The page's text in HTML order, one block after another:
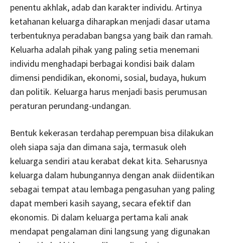
penentu akhlak, adab dan karakter individu. Artinya
ketahanan keluarga diharapkan menjadi dasar utama
terbentuknya peradaban bangsa yang baik dan ramah.
Keluarha adalah pihak yang paling setia menemani
individu menghadapi berbagai kondisi baik dalam
dimensi pendidikan, ekonomi, sosial, budaya, hukum
dan politik. Keluarga harus menjadi basis perumusan
peraturan perundang-undangan.
Bentuk kekerasan terdahap perempuan bisa dilakukan
oleh siapa saja dan dimana saja, termasuk oleh
keluarga sendiri atau kerabat dekat kita. Seharusnya
keluarga dalam hubungannya dengan anak diidentikan
sebagai tempat atau lembaga pengasuhan yang paling
dapat memberi kasih sayang, secara efektif dan
ekonomis. Di dalam keluarga pertama kali anak
mendapat pengalaman dini langsung yang digunakan